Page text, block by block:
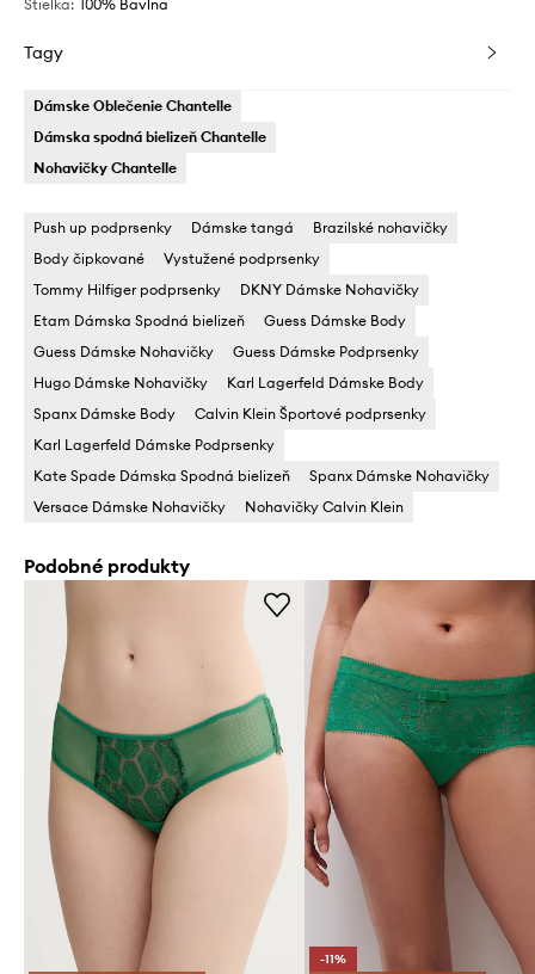
Stielka: 100% Bavlna
Tagy
Dámske Oblečenie Chantelle
Dámska spodná bielizeň Chantelle
Nohavičky Chantelle
Push up podprsenky Dámske tangá
Brazilské nohavičky
Body čipkované
Vystužené podprsenky
Tommy Hilfiger podprsenky
DKNY Dámske Nohavičky
Etam Dámska Spodná bielizeň
Guess Dámske Body
Guess Dámske Nohavičky
Guess Dámske Podprsenky
Hugo Dámske Nohavičky
Karl Lagerfeld Dámske Body
Spanx Dámske Body
Calvin Klein Športové podprsenky
Karl Lagerfeld Dámske Podprsenky
Kate Spade Dámska Spodná bielizeň
Spanx Dámske Nohavičky
Versace Dámske Nohavičky
Nohavičky Calvin Klein
Podobné produkty
-11%